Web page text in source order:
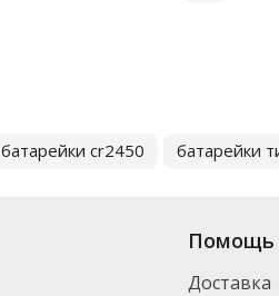
батарейки cr2450 батарейки
Помощь
Доставка